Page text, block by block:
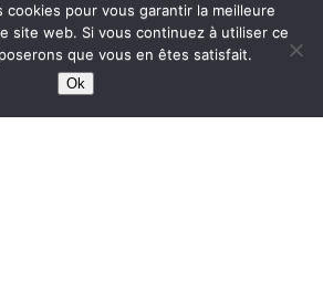
is protected bywp-copyrightpro.com
cookies pour vous garantir la meilleure
site web. Si vous continuez à utiliser ce
que vous en êtes satisfait.
Ok